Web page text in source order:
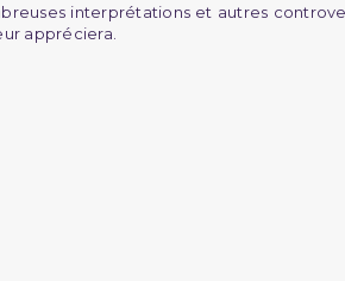
interprétations et autres
appréciera.